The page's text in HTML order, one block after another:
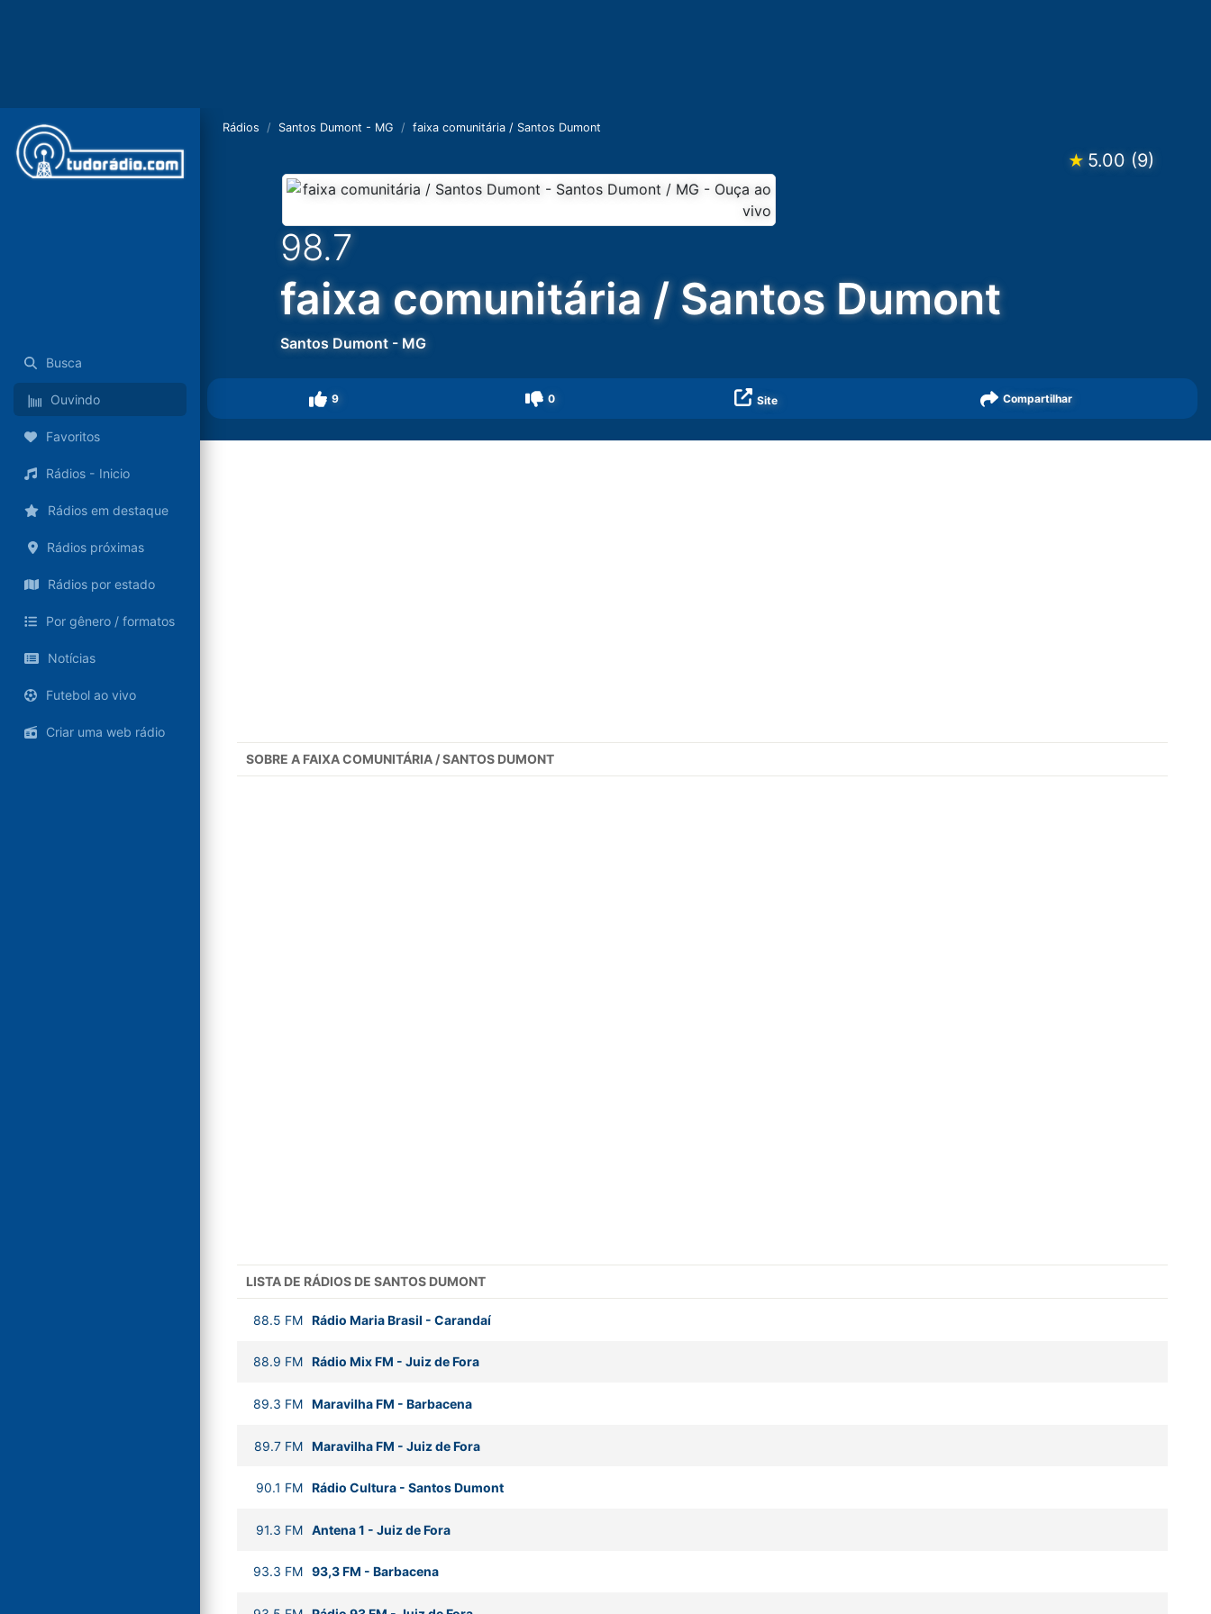
Busca
Ouvindo
Favoritos
Rádios - Inicio
Rádios em destaque
Rádios próximas
Rádios por estado
Por gênero / formatos
Notícias
Futebol ao vivo
Criar uma web rádio
Rádios Santos Dumont - MG faixa comunitária / Santos Dumont
★ 5.00 (9)
98.7
faixa comunitária / Santos Dumont
Santos Dumont - MG
9 0 Site Compartilhar
SOBRE A FAIXA COMUNITÁRIA / SANTOS DUMONT
LISTA DE RÁDIOS DE SANTOS DUMONT
88.5 FM Rádio Maria Brasil - Carandaí
88.9 FM Rádio Mix FM - Juiz de Fora
89.3 FM Maravilha FM - Barbacena
89.7 FM Maravilha FM - Juiz de Fora
90.1 FM Rádio Cultura - Santos Dumont
91.3 FM Antena 1 - Juiz de Fora
93.3 FM 93,3 FM - Barbacena